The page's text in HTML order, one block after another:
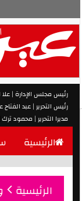
رئيس مجلس الإدارة |
رئيس التحرير | عبد الفتاح
مديرا التحرير | محمود
الرئيسية
الرئيسية